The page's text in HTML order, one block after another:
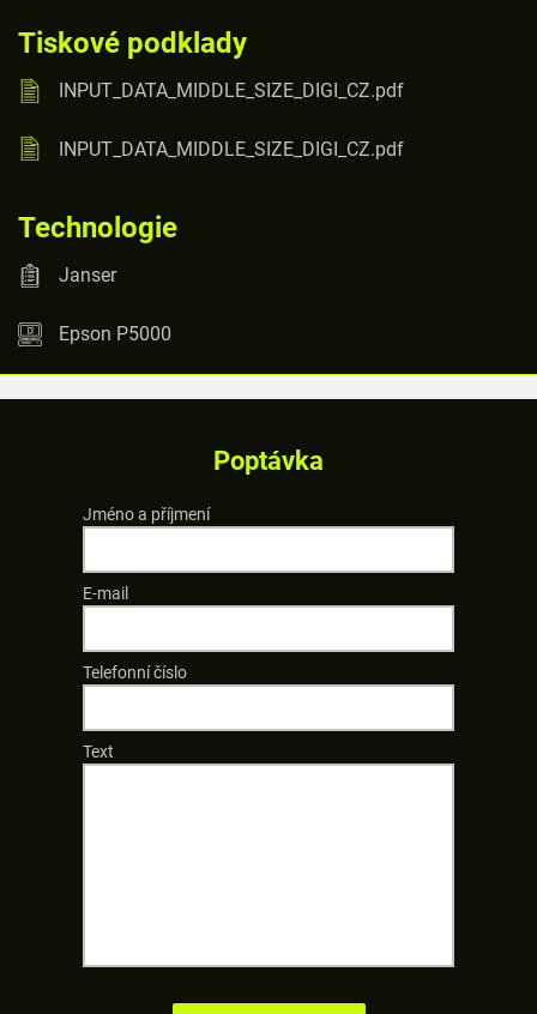
Tiskové podklady
INPUT_DATA_MIDDLE_SIZE_DIGI_CZ.pdf
INPUT_DATA_MIDDLE_SIZE_DIGI_CZ.pdf
Technologie
Janser
Epson P5000
Poptávka
Jméno a příjmení
E-mail
Telefonní číslo
Text